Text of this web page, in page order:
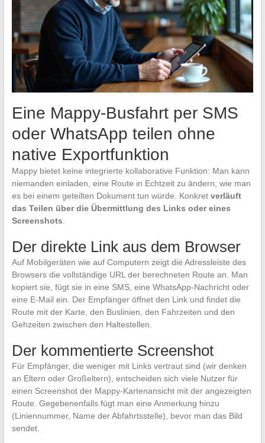
Eine Mappy-Busfahrt per SMS
oder WhatsApp teilen ohne
native Exportfunktion
Mappy bietet keine integrierte kollaborative Funktion: Man kann
niemanden einladen, eine Route in Echtzeit zu ändern, wie man
es bei einem geteilten Dokument tun würde. Konkret verläuft
das Teilen über die Übermittlung des Links oder eines
Screenshots
Der direkte Link aus dem Browser
Auf Mobilgeräten wie auf Computern zeigt die Adressleiste des
Browsers die vollständige URL der berechneten Route an. Man
kopiert sie, fügt sie in eine SMS, eine WhatsApp-Nachricht oder
eine E-Mail ein. Der Empfänger öffnet den Link und findet die
Route mit der Karte, den Buslinien, den Fahrzeiten und den
Gehzeiten zwischen den Haltestellen.
Der kommentierte Screenshot
Für Empfänger, die weniger mit Links vertraut sind (wir denken
an Eltern oder Großeltern), entscheiden sich viele Nutzer für
einen Screenshot der Mappy-Kartenansicht mit der angezeigten
Route. Gegebenenfalls fügt man eine Anmerkung hinzu
(Liniennummer, Name der Abfahrtsstelle), bevor man das Bild
sendet.